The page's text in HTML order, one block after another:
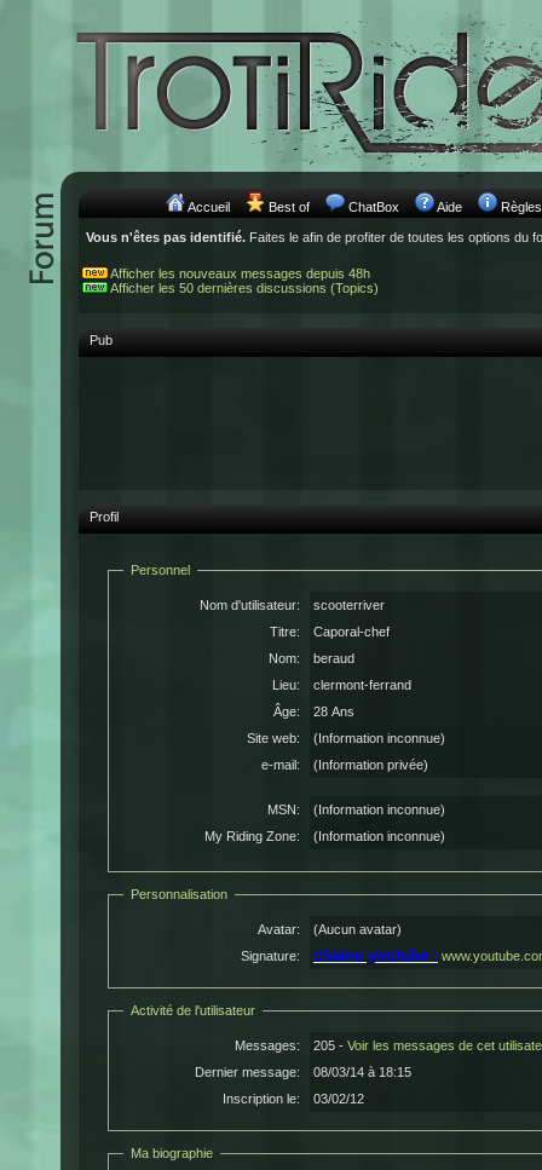
Accueil Best of ChatBox Aide Règles
Vous n'êtes pas identifié. Faites le afin de profiter de toutes les options du
Afficher les nouveaux messages depuis 48h
Afficher les 50 dernières discussions (Topics)
Pub
Profil
Personnel
Nom d'utilisateur:
scooterriver
Titre:
Caporal-chef
Nom:
beraud
Lieu:
clermont-ferrand
Âge:
28 Ans
Site web:
(Information inconnue)
e-mail:
(Information privée)
MSN:
(Information inconnue)
My Riding Zone:
(Information inconnue)
Personnalisation
Avatar:
(Aucun avatar)
Signature:
chaine youtube :
Activité de l'utilisateur
Messages: 205 - Voir les messages de cet
Dernier message:
08/03/14 à 18:15
Inscription le:
03/02/12
Ma biographie